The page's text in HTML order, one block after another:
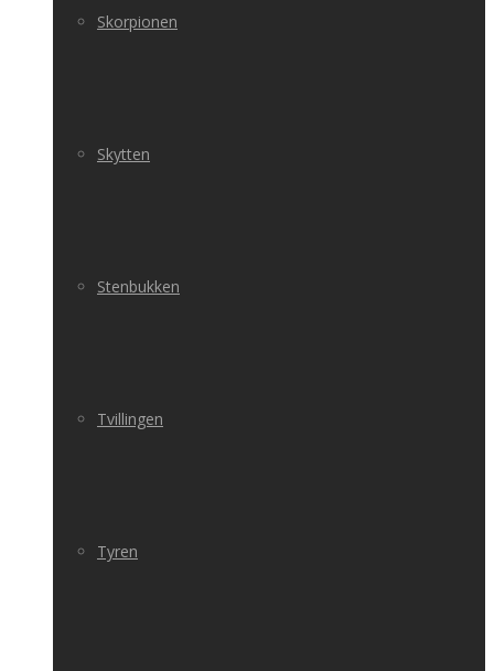
Skorpionen
Skytten
Stenbukken
Tvillingen
Tyren